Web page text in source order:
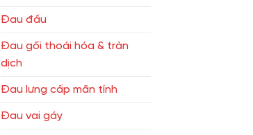
Đau đầu
Đau gối thoái hóa & tràn
dịch
Đau lưng cấp mãn tính
Đau vai gáy